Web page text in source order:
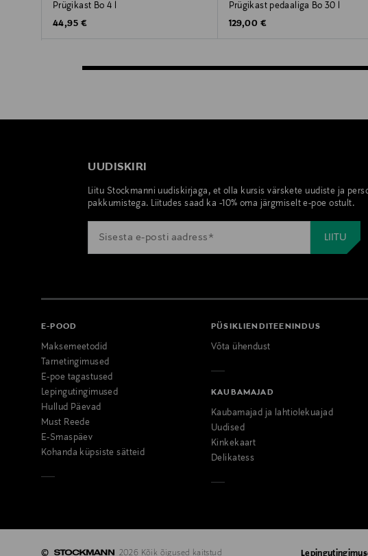
Prügikast Bo 4 l
Original Price
44,95 €
Prügikast pedaaliga Bo 30 l
Original Price
129,00 €
UUDISKIRI
Liitu Stockmanni uudiskirjaga, et olla kursis värskete uudiste ja
pakkumistega. Liitudes saad ka -10% oma järgmiselt e-poe ostult.
E-POOD
Maksemeetodid
Tarnetingimused
E-poe tagastused
Lepingutingimused
Hullud Päevad
Must Reede
E-Smaspäev
Kohanda küpsiste sätteid
PÜSIKLIENDITEENINDUS
Võta ühendust
KAUBAMAJAD
Kaubamajad ja lahtiolekuajad
Uudised
Kinkekaart
Delikatess
© 2026 Kõik õigused kaitstud